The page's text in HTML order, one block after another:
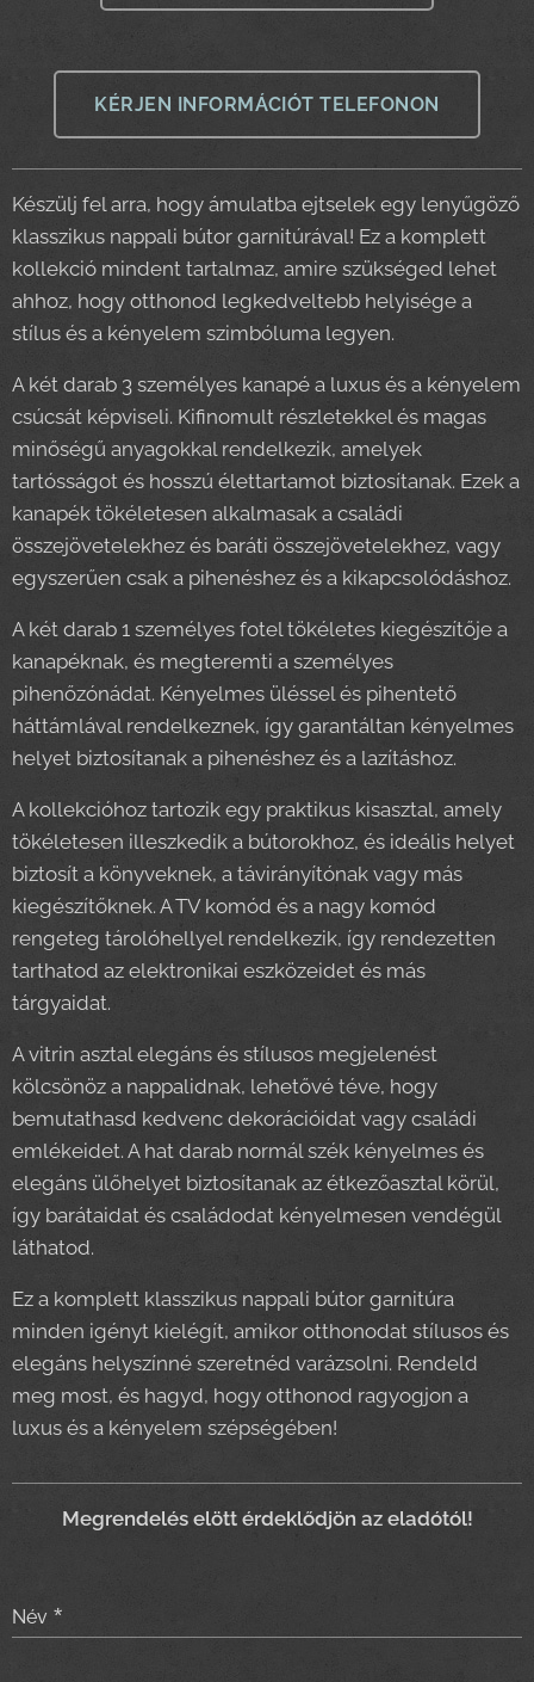
KÉRJEN INFORMÁCIÓT TELEFONON
Készülj fel arra, hogy ámulatba ejtselek egy lenyűgöző
klasszikus nappali bútor garnitúrával! Ez a komplett
kollekció mindent tartalmaz, amire szükséged lehet
ahhoz, hogy otthonod legkedveltebb helyisége a
stílus és a kényelem szimbóluma legyen.
A két darab 3 személyes kanapé a luxus és a kényelem
csúcsát képviseli. Kifinomult részletekkel és magas
minőségű anyagokkal rendelkezik, amelyek
tartósságot és hosszú élettartamot biztosítanak. Ezek a
kanapék tökéletesen alkalmasak a családi
összejövetelekhez és baráti összejövetelekhez, vagy
egyszerűen csak a pihenéshez és a kikapcsolódáshoz.
A két darab 1 személyes fotel tökéletes kiegészítője a
kanapéknak, és megteremti a személyes
pihenőzónádat. Kényelmes üléssel és pihentető
háttámlával rendelkeznek, így garantáltan kényelmes
helyet biztosítanak a pihenéshez és a lazításhoz.
A kollekcióhoz tartozik egy praktikus kisasztal, amely
tökéletesen illeszkedik a bútorokhoz, és ideális helyet
biztosít a könyveknek, a távirányítónak vagy más
kiegészítőknek. A TV komód és a nagy komód
rengeteg tárolóhellyel rendelkezik, így rendezetten
tarthatod az elektronikai eszközeidet és más
tárgyaidat.
A vitrin asztal elegáns és stílusos megjelenést
kölcsönöz a nappalidnak, lehetővé téve, hogy
bemutathasd kedvenc dekorációidat vagy családi
emlékeidet. A hat darab normál szék kényelmes és
elegáns ülőhelyet biztosítanak az étkezőasztal körül,
így barátaidat és családodat kényelmesen vendégül
láthatod.
Ez a komplett klasszikus nappali bútor garnitúra
minden igényt kielégít, amikor otthonodat stílusos és
elegáns helyszínné szeretnéd varázsolni. Rendeld
meg most, és hagyd, hogy otthonod ragyogjon a
luxus és a kényelem szépségében!
Megrendelés elött érdeklődjön az eladótól!
Név